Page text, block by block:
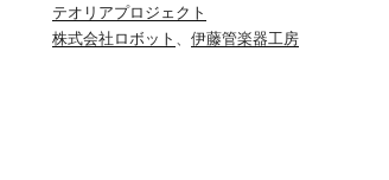
テオリアプロジェクト
株式会社ロボット 、 伊藤管楽器工房